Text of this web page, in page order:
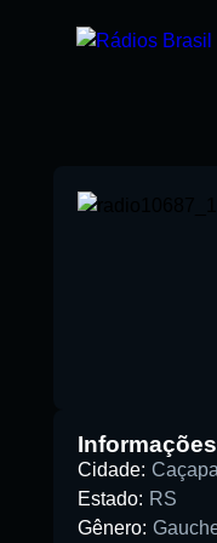
Cidade:
Estado: RS
Gênero: